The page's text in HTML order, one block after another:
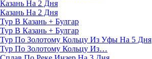
Казань На 2 Дня
Казань На 2 Дня
Тур В Казань + Булгар
Тур В Казань + Булгар
Тур По Золотому Кольцу Из Уфы На 5 Дня
Тур По Золотому Кольцу Из…